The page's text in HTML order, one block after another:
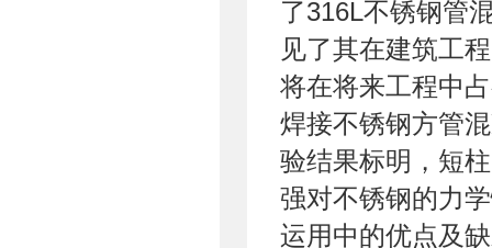
了316L不锈钢管
见了其在建筑工
将在将来工程中
焊接不锈钢方管
验结果标明，短
强对不锈钢的力
运用中的优点及